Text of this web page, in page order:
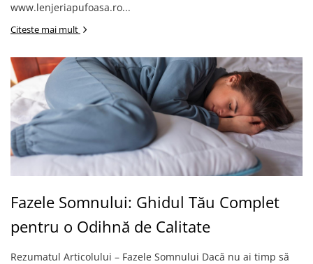
www.lenjeriapufoasa.ro...
Citeste mai mult
Fazele Somnului: Ghidul Tău Complet
pentru o Odihnă de Calitate
Rezumatul Articolului – Fazele Somnului Dacă nu ai timp să